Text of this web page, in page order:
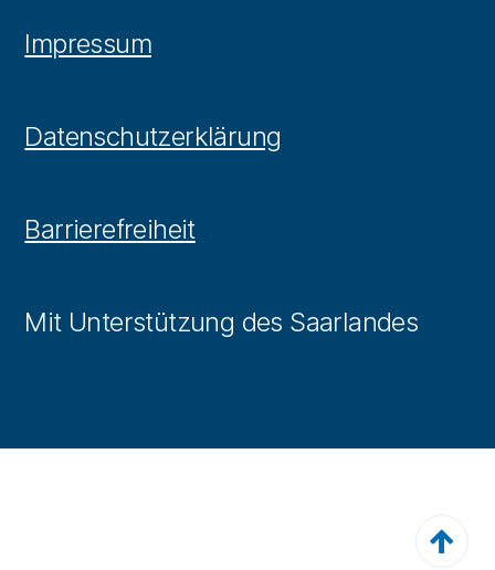
Impressum
Datenschutzerklärung
Barrierefreiheit
Mit Unterstützung des Saarlandes
